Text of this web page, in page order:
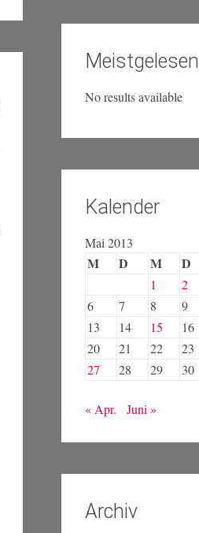
Meistgelesen
No results available
Kalender
Mai 2013
M D M D
1 2
6
7 8 9
13
14 15 16
20
21 22 23
27
28 29 30
« Apr. Juni »
Archiv